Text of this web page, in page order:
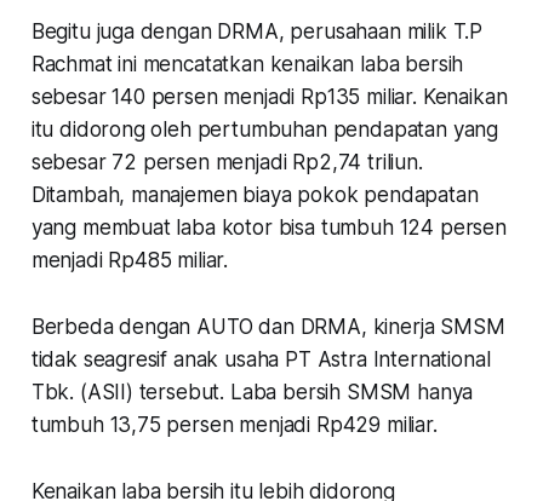
Begitu juga dengan DRMA, perusahaan milik T.P
Rachmat ini mencatatkan kenaikan laba bersih
sebesar 140 persen menjadi Rp135 miliar. Kenaikan
itu didorong oleh pertumbuhan pendapatan yang
sebesar 72 persen menjadi Rp2,74 triliun.
Ditambah, manajemen biaya pokok pendapatan
yang membuat laba kotor bisa tumbuh 124 persen
menjadi Rp485 miliar.
Berbeda dengan AUTO dan DRMA, kinerja SMSM
tidak seagresif anak usaha PT Astra International
Tbk. (ASII) tersebut. Laba bersih SMSM hanya
tumbuh 13,75 persen menjadi Rp429 miliar.
Kenaikan laba bersih itu lebih didorong